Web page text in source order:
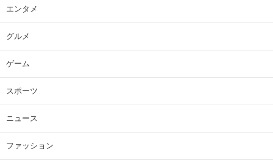
エンタメ
グルメ
ゲーム
スポーツ
ニュース
ファッション